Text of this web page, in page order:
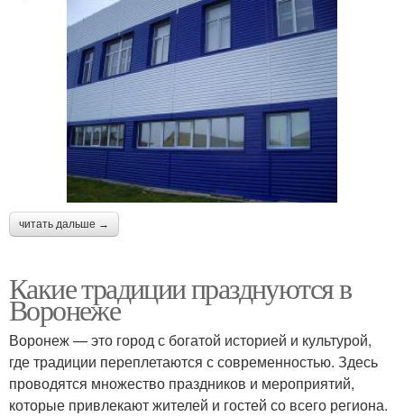
читать дальше →
Какие традиции празднуются в
Воронеже
Воронеж — это город с богатой историей и культурой,
где традиции переплетаются с современностью. Здесь
проводятся множество праздников и мероприятий,
которые привлекают жителей и гостей со всего региона.